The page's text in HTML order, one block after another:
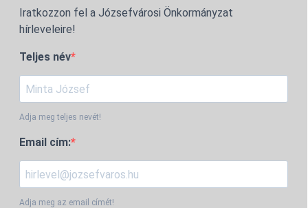
Iratkozzon fel a Józsefvárosi Önkormányzat
hírleveleire!
Teljes név
Adja meg teljes nevét!
Email cím:
Adja meg az email címét!